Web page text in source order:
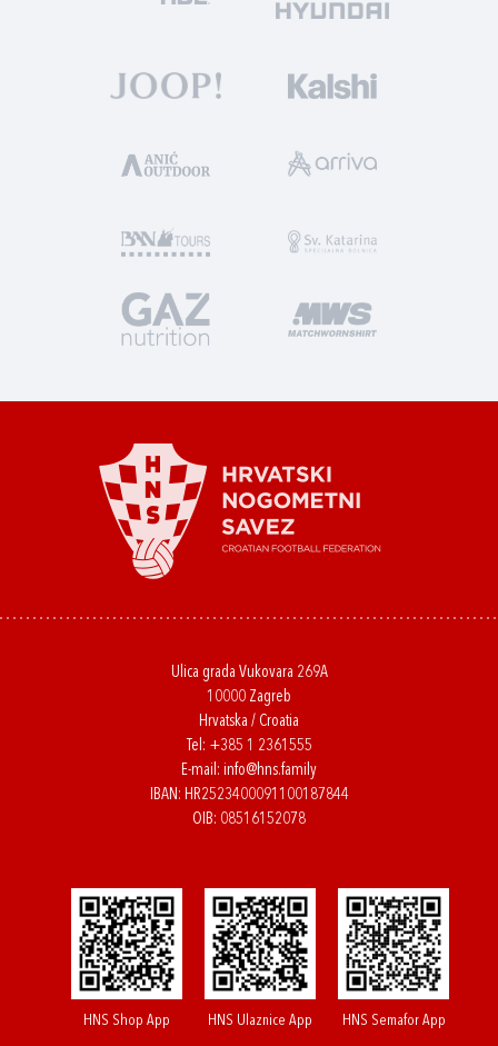
Ulica grada Vukovara 269A
10000 Zagreb
Hrvatska / Croatia
Tel: +385 1 2361555
E-mail: info@hns.family
IBAN: HR2523400091100187844
OIB: 08516152078
HNS Shop App HNS Ulaznice App HNS Semafor App